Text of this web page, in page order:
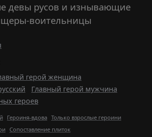
девы русов и изнывающие
воительницы
герой женщина
Главный герой мужчина
героев
Героиня-вдова Только взрослые героини
Сопоставление плиток